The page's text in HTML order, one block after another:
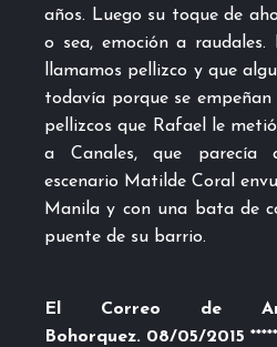
años. Luego su toque de
o sea, emoción a raudales.
llamamos pellizco y que
todavía porque se
pellizcos que Rafael le
a Canales, que parecía
escenario Matilde Coral
Manila y con una bata de
puente de su barrio.
El Correo de
Bohorquez. 08/05/2015 *****